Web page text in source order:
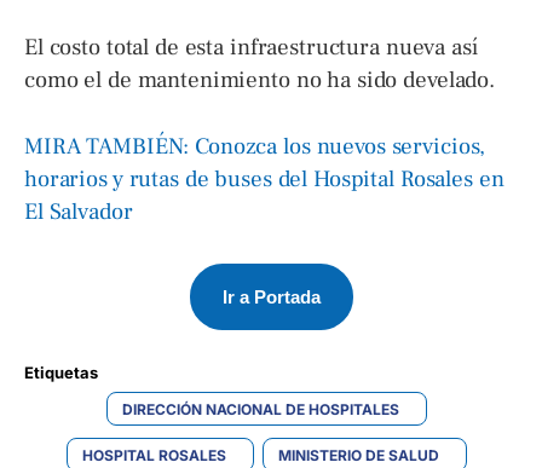
El costo total de esta infraestructura nueva así
como el de mantenimiento no ha sido develado.
MIRA TAMBIÉN: Conozca los nuevos servicios,
horarios y rutas de buses del Hospital Rosales en
El Salvador
Ir a Portada
Etiquetas
DIRECCIÓN NACIONAL DE HOSPITALES
HOSPITAL ROSALES MINISTERIO DE SALUD